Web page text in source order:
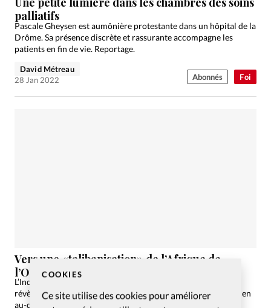
COOKIES
Ce site utilise des cookies pour améliorer
Foi
palliatifs
Pascale Gheysen est aumônière protestante dans un hôpital de la
Drôme. Sa présence discrète et rassurante accompagne les
patients en fin de vie. Reportage.
David Métreau
28 Jan 2022
Abonnés
Vers une «talibanisation» de l’Afrique de
l’Ouest
L’Index mondial de persécution publié par Portes Ouvertes
révèle une grande influence des talibans sur les terroristes, bien
au-delà du territoire afghan. Avec des conséquences